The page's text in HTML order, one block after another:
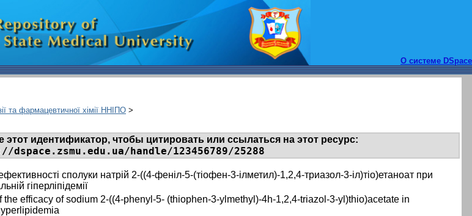
О системе DSpace
та фармацевтичної хімії ННІПО >
этот идентификатор, чтобы цитировать или ссылаться на этот ресурс:
dspace.zsmu.edu.ua/handle/123456789/25288
сполуки натрій 2-((4-феніл-5-(тіофен-3-ілметил)-1,2,4-триазол-3-іл)тіо)етаноат при
гіперліпідемії
the efficacy of sodium 2-((4-phenyl-5- (thiophen-3-ylmethyl)-4h-1,2,4-triazol-3-yl)thio)acetate in